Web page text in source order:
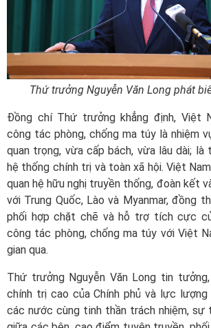
Thứ trưởng Nguyễn Văn Long phát
Đồng chí Thứ trưởng khẳng định, Việt
công tác phòng, chống ma túy là nhiệm
quan trọng, vừa cấp bách, vừa lâu dài; là
hệ thống chính trị và toàn xã hội. Việt
quan hệ hữu nghị truyền thống, đoàn kết
với Trung Quốc, Lào và Myanmar, đồng
phối hợp chặt chẽ và hỗ trợ tích cực
công tác phòng, chống ma túy với Việt
gian qua.
Thứ trưởng Nguyễn Văn Long tin
chính trị cao của Chính phủ và lực
các nước cùng tinh thần trách nhiệm, sự